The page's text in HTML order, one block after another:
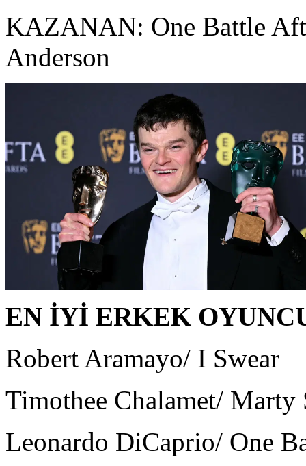
KAZANAN: One Battle
Anderson
EN İYİ ERKEK
Robert Aramayo/ I Swear
Timothee Chalamet/ Marty
Leonardo DiCaprio/ One